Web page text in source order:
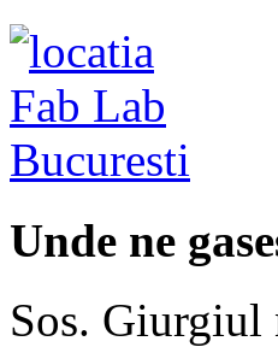
Unde ne
Sos. Giurgiul